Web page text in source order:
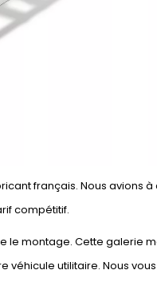
français. Nous avions
compétitif.
le montage. Cette galerie
véhicule utilitaire. Nous vous